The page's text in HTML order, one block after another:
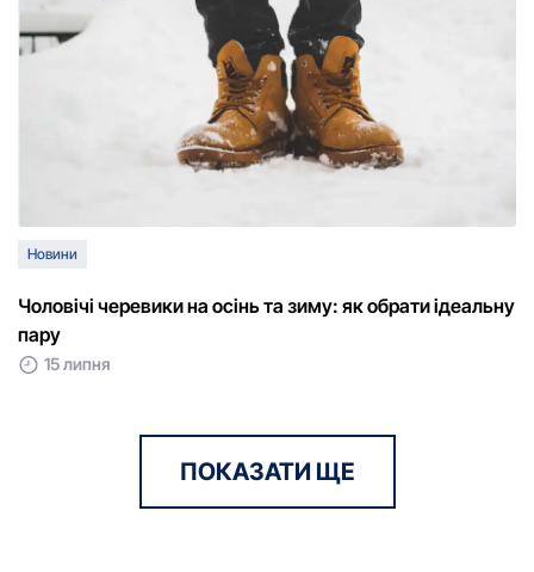
Новини
Чоловічі черевики на осінь та зиму: як обрати ідеальну
пару
15 липня
ПОКАЗАТИ ЩЕ